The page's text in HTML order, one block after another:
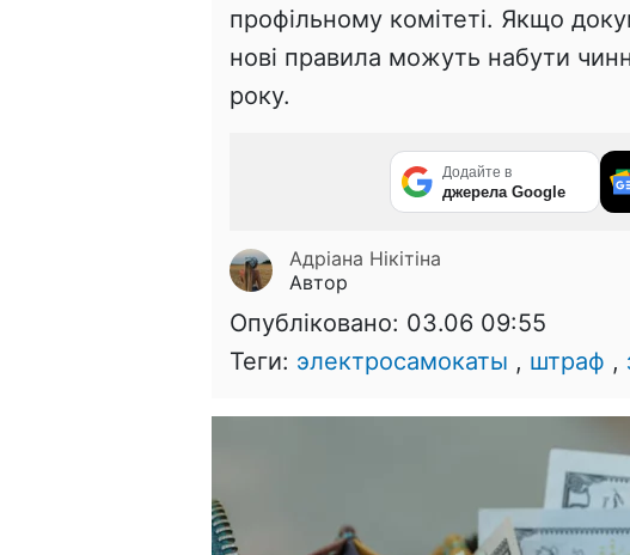
профільному комітеті. Якщо
нові правила можуть набути
року.
Додайте в
джерела Google
Адріана Нікітіна
Автор
Опубліковано: 03.06 09:55
Теги: электросамокаты , штраф ,